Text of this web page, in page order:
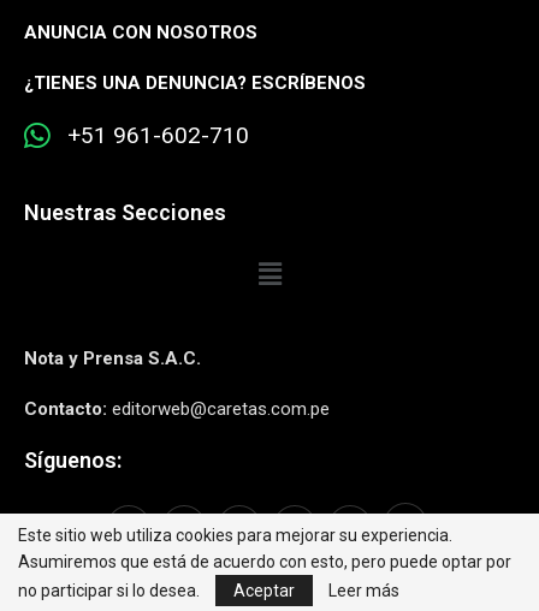
ANUNCIA CON NOSOTROS
¿TIENES UNA DENUNCIA? ESCRÍBENOS
+51 961-602-710
Nuestras Secciones
Nota y Prensa S.A.C.
Contacto: editorweb@caretas.com.pe
Síguenos:
Este sitio web utiliza cookies para mejorar su experiencia.
Asumiremos que está de acuerdo con esto, pero puede optar por
no participar si lo desea.
Aceptar Leer más